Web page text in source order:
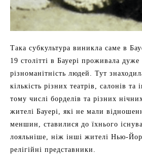
Така субкультура виникла саме в
19 столітті в Бауері проживала дуже
різноманітність людей. Тут
кількість різних театрів, салонів та
тому числі борделів та різних
жителі Бауері, які не мали
меншин, ставилися до їхнього
лояльніше, ніж інші жителі Нью-
релігійні представники.